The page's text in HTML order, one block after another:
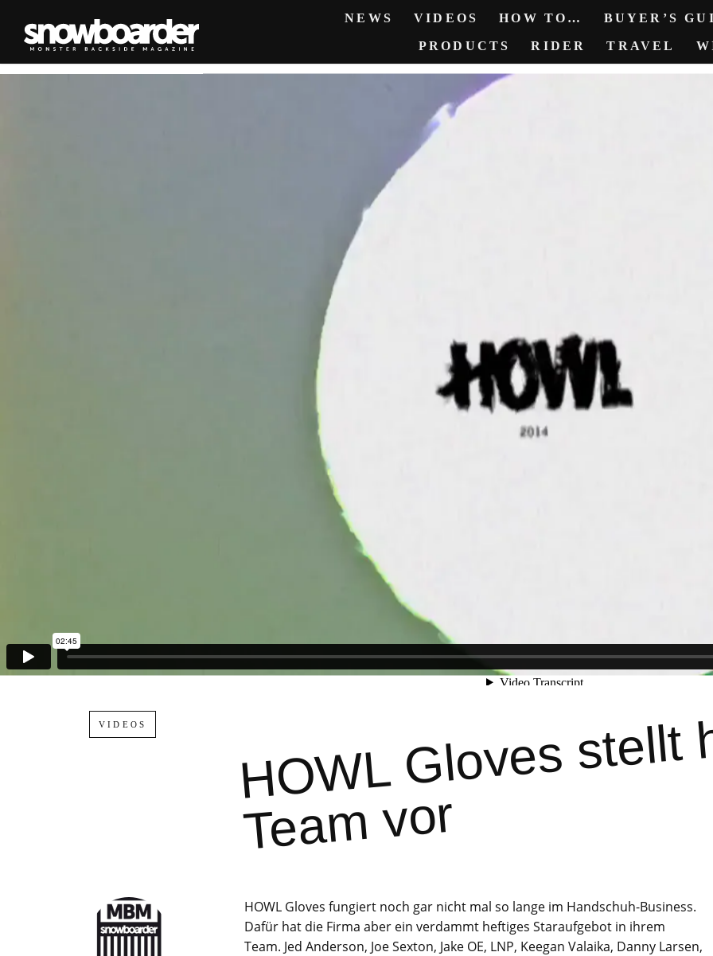
NEWS VIDEOS HOW TO… BUYER’S
PRODUCTS RIDER TRAVEL
VIDEOS
or
HOWL Gloves fungiert noch gar nicht mal so lange im Handschuh-Business.
Dafür hat die Firma aber ein verdammt heftiges Staraufgebot in ihrem
Team. Jed Anderson, Joe Sexton, Jake OE, LNP, Keegan Valaika, Danny Larsen,